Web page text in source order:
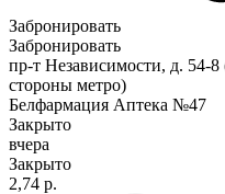
Забронировать
Забронировать
пр-т Независимости, д.
стороны метро)
Белфармация Аптека №47
Закрыто
вчера
Закрыто
2,74 р.